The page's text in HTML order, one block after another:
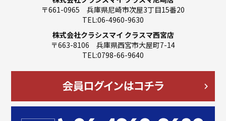
〒661-0965 兵庫県尼崎市次屋3丁目15番20
TEL:06-4960-9630
株式会社クラシスマイ クラスマ西宮店
〒663-8106 兵庫県西宮市大屋町7-14
TEL:0798-66-9640